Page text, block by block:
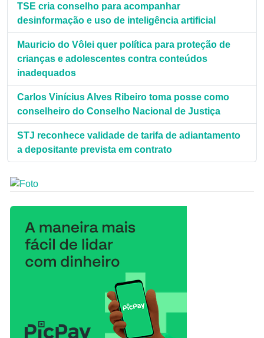
TSE cria conselho para acompanhar
desinformação e uso de inteligência artificial
Mauricio do Vôlei quer política para proteção de
crianças e adolescentes contra conteúdos
inadequados
Carlos Vinícius Alves Ribeiro toma posse como
conselheiro do Conselho Nacional de Justiça
STJ reconhece validade de tarifa de adiantamento
a depositante prevista em contrato